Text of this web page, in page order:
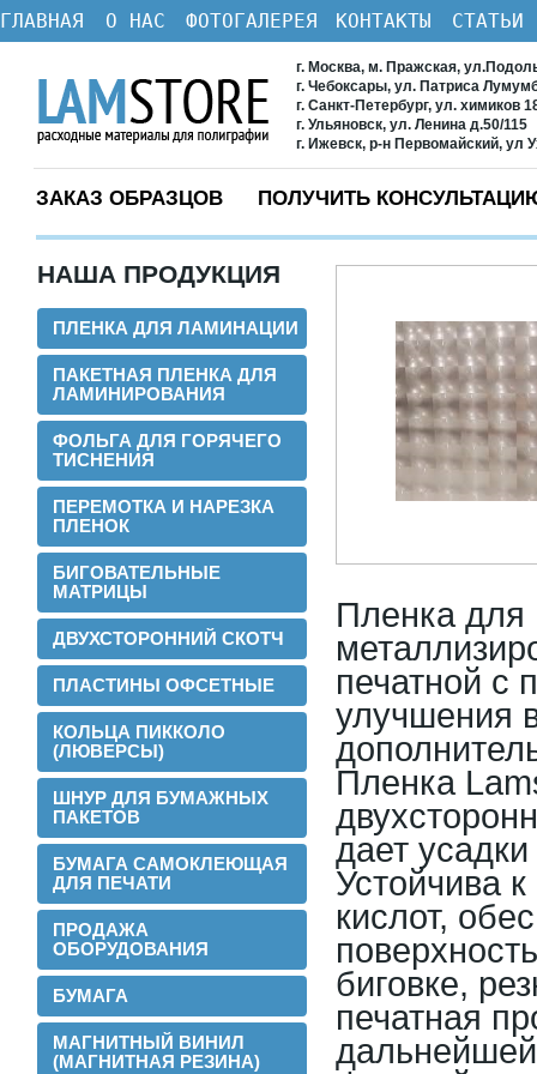
ГЛАВНАЯ О НАС ФОТОГАЛЕРЕЯ КОНТАКТЫ СТАТЬИ
г. Москва, м. Пражская,
г. Чебоксары, ул. Патриса
г. Санкт-Петербург, ул. химиков
г. Ульяновск, ул. Ленина д.50/115
г. Ижевск, р-н Первомайский, ул
ЗАКАЗ ОБРАЗЦОВ ПОЛУЧИТЬ
НАША ПРОДУКЦИЯ
ПЛЕНКА ДЛЯ ЛАМИНАЦИИ
ПАКЕТНАЯ ПЛЕНКА ДЛЯ
ЛАМИНИРОВАНИЯ
ФОЛЬГА ДЛЯ ГОРЯЧЕГО
ТИСНЕНИЯ
ПЕРЕМОТКА И НАРЕЗКА
ПЛЕНОК
БИГОВАТЕЛЬНЫЕ
МАТРИЦЫ
ДВУХСТОРОННИЙ СКОТЧ
ПЛАСТИНЫ ОФСЕТНЫЕ
КОЛЬЦА ПИККОЛО
(ЛЮВЕРСЫ)
ШНУР ДЛЯ БУМАЖНЫХ
ПАКЕТОВ
БУМАГА САМОКЛЕЮЩАЯ
ДЛЯ ПЕЧАТИ
ПРОДАЖА
ОБОРУДОВАНИЯ
БУМАГА
МАГНИТНЫЙ ВИНИЛ
(МАГНИТНАЯ РЕЗИНА)
2016-02-24
Установли перемотчик с 3х дюймов на
1 дюйм
Пленка для
печатной с
улучшения
Пленка
дает
Устойчива
кислот,
биговке,
печатная